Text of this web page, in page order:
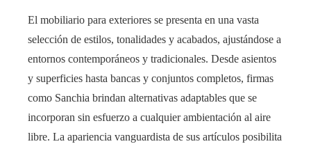
El mobiliario para exteriores se presenta en una vasta
selección de estilos, tonalidades y acabados, ajustándose a
entornos contemporáneos y tradicionales. Desde asientos
y superficies hasta bancas y conjuntos completos, firmas
como Sanchia brindan alternativas adaptables que se
incorporan sin esfuerzo a cualquier ambientación al aire
libre. La apariencia vanguardista de sus artículos posibilita